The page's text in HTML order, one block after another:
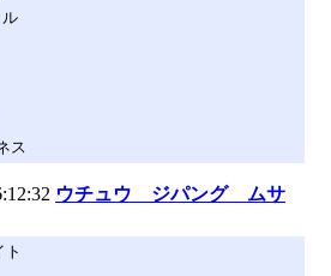
ス
ウチュウ ジパング ムサ
ト